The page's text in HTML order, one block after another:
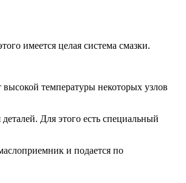
имеется целая система смазки.
температуры некоторых узлов
Для этого есть специальный
и подается по